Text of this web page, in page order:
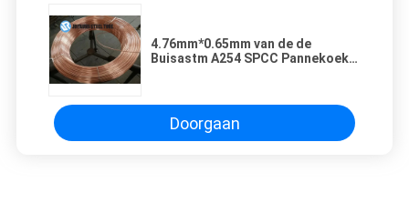
4.76mm*0.65mm van de de
Buisastm A254 SPCC Pannekoek
Doorgaan